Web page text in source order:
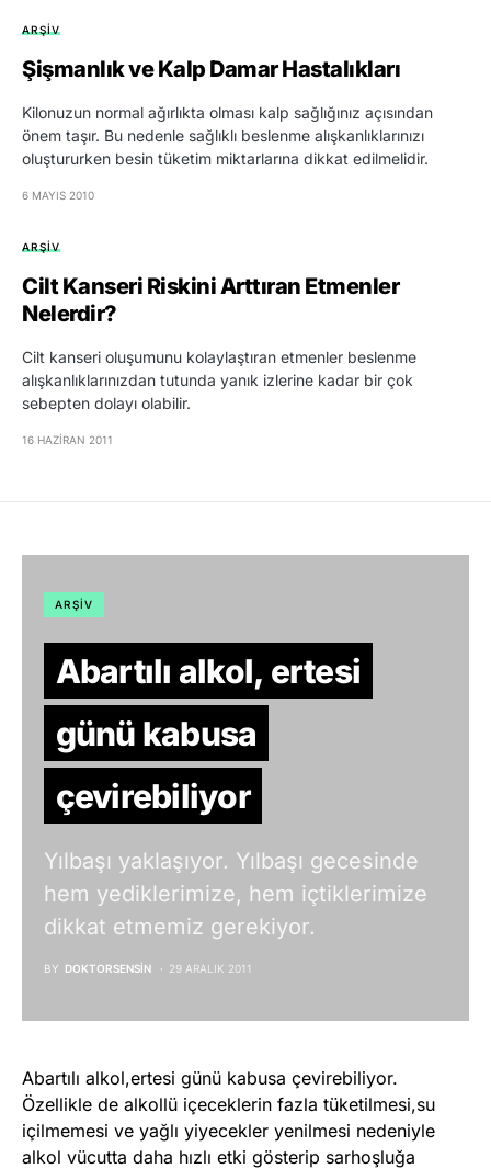
ARŞIV
Şişmanlık ve Kalp Damar Hastalıkları
Kilonuzun normal ağırlıkta olması kalp sağlığınız açısından
önem taşır. Bu nedenle sağlıklı beslenme alışkanlıklarınızı
oluştururken besin tüketim miktarlarına dikkat edilmelidir.
6 MAYIS 2010
ARŞIV
Cilt Kanseri Riskini Arttıran Etmenler
Nelerdir?
Cilt kanseri oluşumunu kolaylaştıran etmenler beslenme
alışkanlıklarınızdan tutunda yanık izlerine kadar bir çok
sebepten dolayı olabilir.
16 HAZIRAN 2011
ARŞIV
Abartılı alkol, ertesi
günü kabusa
çevirebiliyor
Yılbaşı yaklaşıyor. Yılbaşı gecesinde
hem yediklerimize, hem içtiklerimize
dikkat etmemiz gerekiyor.
BY DOKTORSENSIN 29 ARALIK 2011
Abartılı alkol,ertesi günü kabusa çevirebiliyor.
Özellikle de alkollü içeceklerin fazla tüketilmesi,su
içilmemesi ve yağlı yiyecekler yenilmesi nedeniyle
alkol vücutta daha hızlı etki gösterip sarhoşluğa